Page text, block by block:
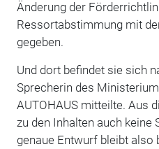
Änderung der
Ressortabstimmung mit
gegeben.
Und dort befindet sie sich
Sprecherin des
AUTOHAUS mitteilte. Aus
zu den Inhalten auch keine
genaue Entwurf bleibt